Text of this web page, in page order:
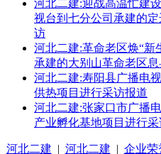
河北二建:迎战高温忙建
视台到七分公司承建的
访
河北二建:革命老区焕“新
承建的大别山革命老区
河北二建:寿阳县广播电
供热项目进行采访报道
河北二建:张家口市广播
产业孵化基地项目进行
河北二建 | 河北二建 | 企业荣